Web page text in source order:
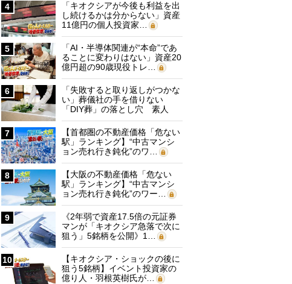
4
「キオクシアが今後も利益を出
し続けるかは分からない」資産
11億円の個人投資家…
5
「AI・半導体関連が“本命”であ
ることに変わりはない」資産20
億円超の90歳現役トレ…
6
「失敗すると取り返しがつかな
い」葬儀社の手を借りない
「DIY葬」の落とし穴 素人
に…
7
【首都圏の不動産価格「危ない
駅」ランキング】“中古マンシ
ョン売れ行き鈍化”のワ…
8
【大阪の不動産価格「危ない
駅」ランキング】“中古マンシ
ョン売れ行き鈍化”のワー…
9
《2年弱で資産17.5倍の元証券
マンが「キオクシア急落で次に
狙う」5銘柄を公開》1…
10
【キオクシア・ショックの後に
狙う5銘柄】イベント投資家の
億り人・羽根英樹氏が…